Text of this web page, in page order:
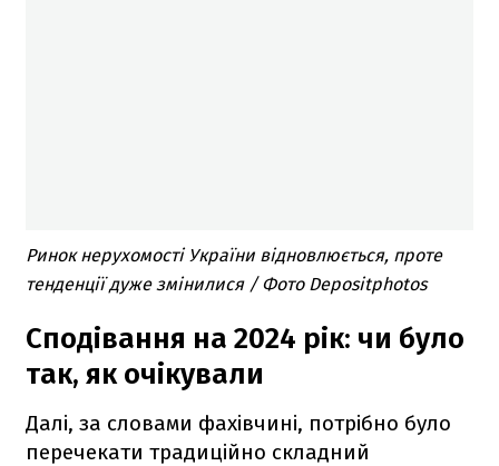
Ринок нерухомості України відновлюється, проте
тенденції дуже змінилися / Фото Depositphotos
Сподівання на 2024 рік: чи було
так, як очікували
Далі, за словами фахівчині, потрібно було
перечекати традиційно складний